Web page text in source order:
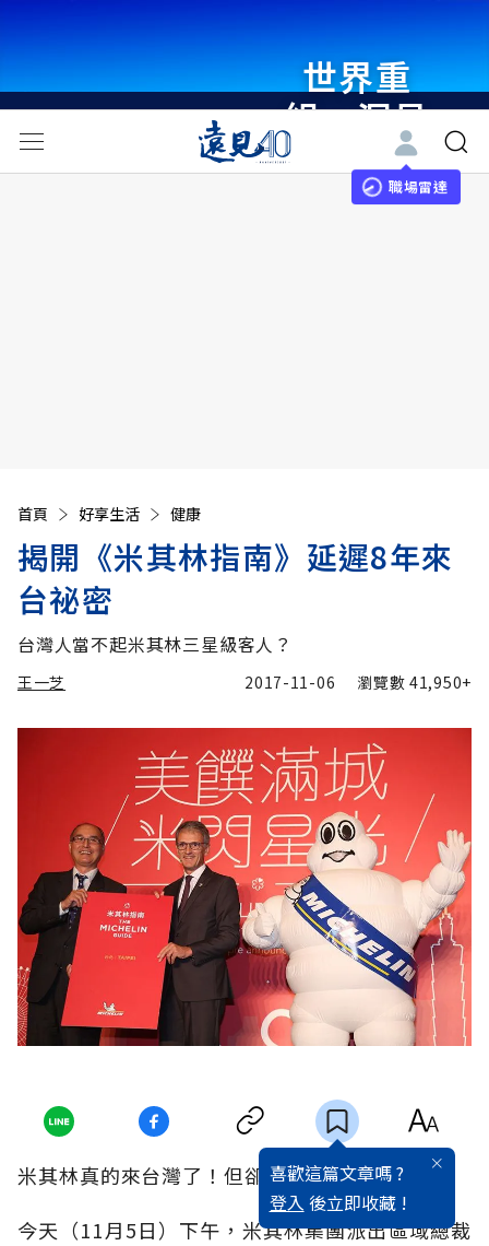
世界重
組・洞見
未來 與
世界領袖
職場雷達
首頁 好享生活 健康
揭開《米其林指南》延遲8年來
台祕密
台灣人當不起米其林三星級客人？
王一芝 2017-11-06 瀏覽數41,950+
喜歡這篇文章嗎 ?
登入 後立即收藏 !
米其林真的來台灣了！但卻整整延遲8年之久。
今天（11月5日）下午，米其林集團派出區域總裁